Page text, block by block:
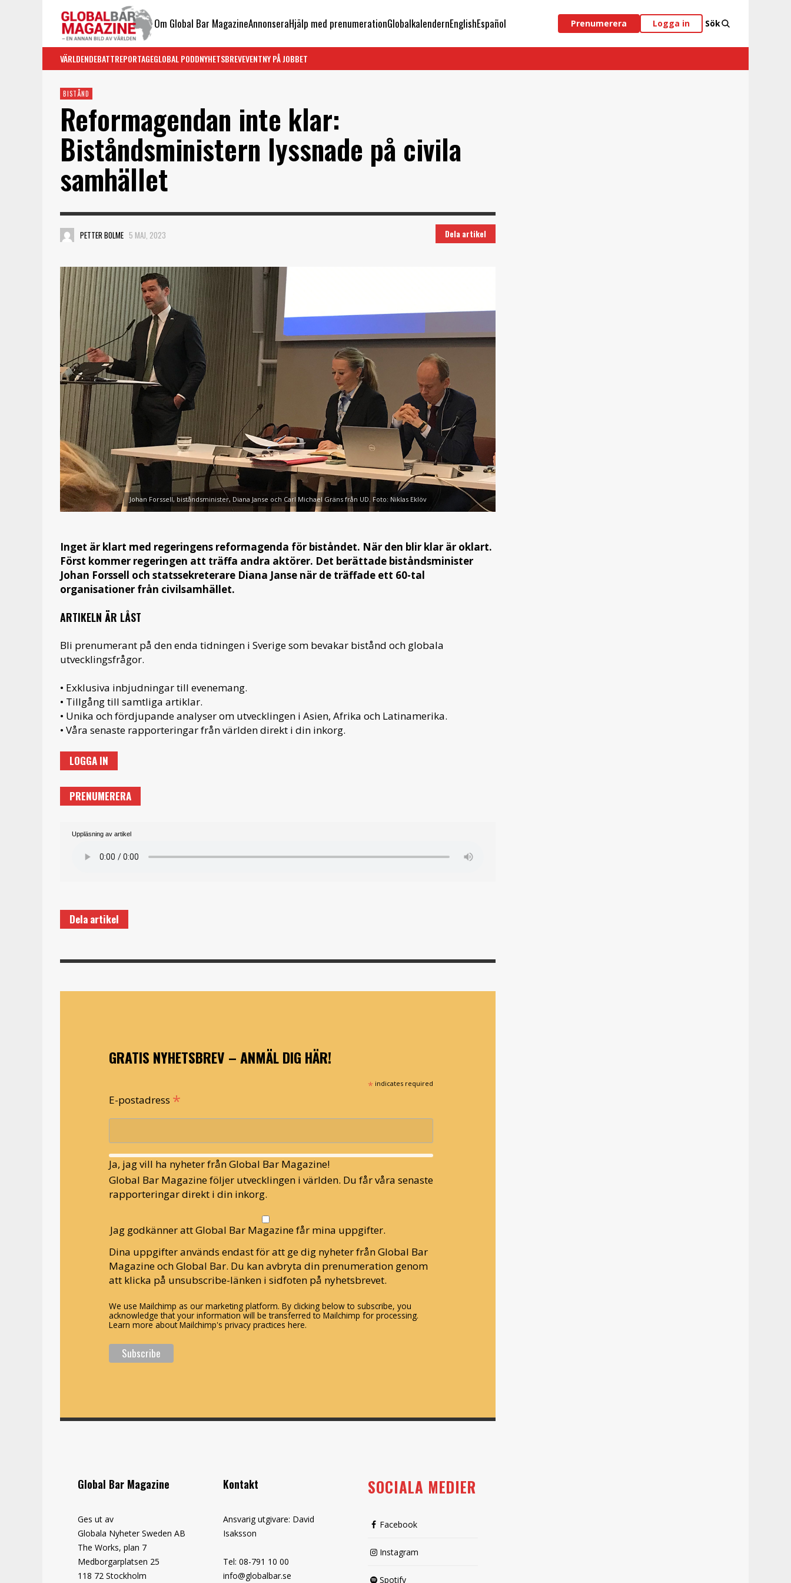
Om Global Bar MagazineAnnonseraHjälp med prenumerationGlobalkalendernEnglishEspañol Prenumerera Logga in Sök
VÄRLDENDEBATTREPORTAGEGLOBAL PODDNYHETSBREVEVENTNY PÅ JOBBET
BISTÅND
Reformagendan inte klar:
Biståndsministern lyssnade på civila
samhället
PETTER BOLME 5 MAJ, 2023 Dela artikel
Johan Forssell, biståndsminister, Diana Janse och Carl Michael Gräns från UD. Foto: Niklas Eklöv
Inget är klart med regeringens reformagenda för biståndet. När den blir klar är oklart.
Först kommer regeringen att träffa andra aktörer. Det berättade biståndsminister
Johan Forssell och statssekreterare Diana Janse när de träffade ett 60-tal
organisationer från civilsamhället.
ARTIKELN ÄR LÅST
Bli prenumerant på den enda tidningen i Sverige som bevakar bistånd och globala
utvecklingsfrågor.
• Exklusiva inbjudningar till evenemang.
• Tillgång till samtliga artiklar.
• Unika och fördjupande analyser om utvecklingen i Asien, Afrika och Latinamerika.
• Våra senaste rapporteringar från världen direkt i din inkorg.
LOGGA IN
PRENUMERERA
Uppläsning av artikel
Dela artikel
GRATIS NYHETSBREV – ANMÄL DIG HÄR!
* indicates required
E-postadress *
Ja, jag vill ha nyheter från Global Bar Magazine!
Global Bar Magazine följer utvecklingen i världen. Du får våra senaste
rapporteringar direkt i din inkorg.
Jag godkänner att Global Bar Magazine får mina uppgifter.
Dina uppgifter används endast för att ge dig nyheter från Global Bar
Magazine och Global Bar. Du kan avbryta din prenumeration genom
att klicka på unsubscribe-länken i sidfoten på nyhetsbrevet.
We use Mailchimp as our marketing platform. By clicking below to subscribe, you
acknowledge that your information will be transferred to Mailchimp for processing.
Learn more about Mailchimp's privacy practices here.
Global Bar Magazine
Ges ut av
Globala Nyheter Sweden AB
The Works, plan 7
Medborgarplatsen 25
118 72 Stockholm
Kontakt
Ansvarig utgivare: David
Isaksson
Tel: 08-791 10 00
info@globalbar.se
SOCIALA MEDIER
Facebook
Instagram
Spotify